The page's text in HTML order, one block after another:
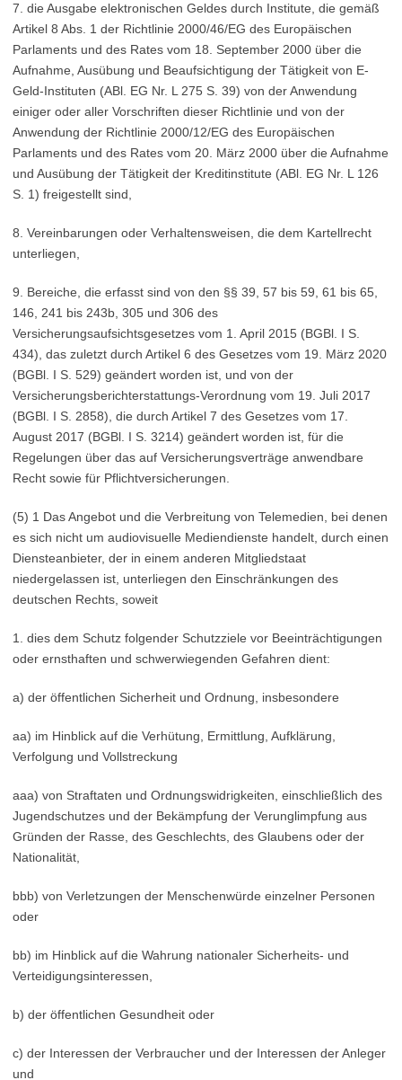
7. die Ausgabe elektronischen Geldes durch Institute, die gemäß
Artikel 8 Abs. 1 der Richtlinie 2000/46/EG des Europäischen
Parlaments und des Rates vom 18. September 2000 über die
Aufnahme, Ausübung und Beaufsichtigung der Tätigkeit von E-
Geld-Instituten (ABl. EG Nr. L 275 S. 39) von der Anwendung
einiger oder aller Vorschriften dieser Richtlinie und von der
Anwendung der Richtlinie 2000/12/EG des Europäischen
Parlaments und des Rates vom 20. März 2000 über die Aufnahme
und Ausübung der Tätigkeit der Kreditinstitute (ABl. EG Nr. L 126
S. 1) freigestellt sind,
8. Vereinbarungen oder Verhaltensweisen, die dem Kartellrecht
unterliegen,
9. Bereiche, die erfasst sind von den §§ 39, 57 bis 59, 61 bis 65,
146, 241 bis 243b, 305 und 306 des
Versicherungsaufsichtsgesetzes vom 1. April 2015 (BGBl. I S.
434), das zuletzt durch Artikel 6 des Gesetzes vom 19. März 2020
(BGBl. I S. 529) geändert worden ist, und von der
Versicherungsberichterstattungs-Verordnung vom 19. Juli 2017
(BGBl. I S. 2858), die durch Artikel 7 des Gesetzes vom 17.
August 2017 (BGBl. I S. 3214) geändert worden ist, für die
Regelungen über das auf Versicherungsverträge anwendbare
Recht sowie für Pflichtversicherungen.
(5) 1 Das Angebot und die Verbreitung von Telemedien, bei denen
es sich nicht um audiovisuelle Mediendienste handelt, durch einen
Diensteanbieter, der in einem anderen Mitgliedstaat
niedergelassen ist, unterliegen den Einschränkungen des
deutschen Rechts, soweit
1. dies dem Schutz folgender Schutzziele vor Beeinträchtigungen
oder ernsthaften und schwerwiegenden Gefahren dient:
a) der öffentlichen Sicherheit und Ordnung, insbesondere
aa) im Hinblick auf die Verhütung, Ermittlung, Aufklärung,
Verfolgung und Vollstreckung
aaa) von Straftaten und Ordnungswidrigkeiten, einschließlich des
Jugendschutzes und der Bekämpfung der Verunglimpfung aus
Gründen der Rasse, des Geschlechts, des Glaubens oder der
Nationalität,
bbb) von Verletzungen der Menschenwürde einzelner Personen
oder
bb) im Hinblick auf die Wahrung nationaler Sicherheits- und
Verteidigungsinteressen,
b) der öffentlichen Gesundheit oder
c) der Interessen der Verbraucher und der Interessen der Anleger
und